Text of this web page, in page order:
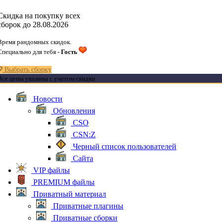
на покупку всех
до 28.08.2026
рандомных скидок.
для тебя - Гость
Выбрать сборку
цены указаны с учетом скидки
Новости
Обновления
CSO
CSN:Z
Черный список пользователей
Сайта
VIP файлы
PREMIUM файлы
Приватный материал
Приватные плагины
Приватные сборки